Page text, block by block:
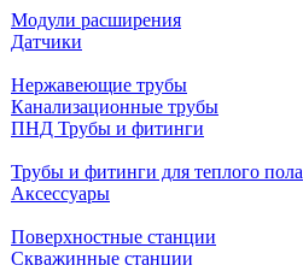
Модули расширения
Датчики
Нержавеющие трубы
Канализационные трубы
ПНД Трубы и фитинги
Трубы и фитинги для теплого пола
Аксессуары
Поверхностные станции
Скважинные станции